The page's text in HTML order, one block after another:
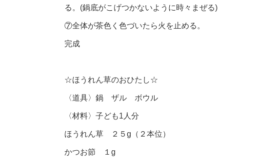
る。(鍋底がこげつかないように時々まぜる)
⑦全体が茶色く色づいたら火を止める。
完成
☆ほうれん草のおひたし☆
〈道具〉鍋 ザル ボウル
〈材料〉子ども1人分
ほうれん草 ２５g（２本位）
かつお節 １g